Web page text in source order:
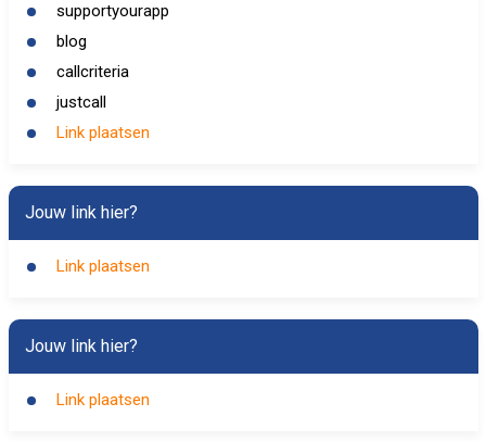
supportyourapp
blog
callcriteria
justcall
Link plaatsen
Jouw link hier?
Link plaatsen
Jouw link hier?
Link plaatsen